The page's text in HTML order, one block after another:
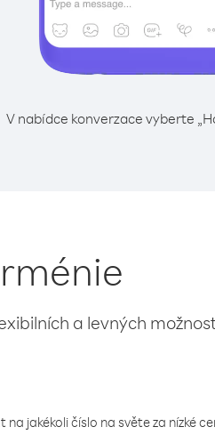
V nabídce konverzace vyberte
a levných
jakékoli číslo na světe za nízké